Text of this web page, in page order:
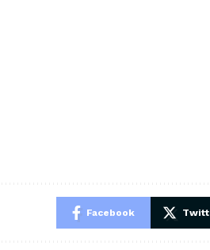
Facebook